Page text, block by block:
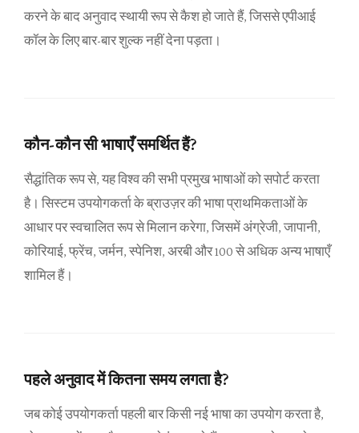
करने के बाद अनुवाद स्थायी रूप से कैश हो जाते हैं, जिससे एपीआई
कॉल के लिए बार-बार शुल्क नहीं देना पड़ता।
कौन-कौन सी भाषाएँ समर्थित हैं?
सैद्धांतिक रूप से, यह विश्व की सभी प्रमुख भाषाओं को सपोर्ट करता
है। सिस्टम उपयोगकर्ता के ब्राउज़र की भाषा प्राथमिकताओं के
आधार पर स्वचालित रूप से मिलान करेगा, जिसमें अंग्रेजी, जापानी,
कोरियाई, फ्रेंच, जर्मन, स्पेनिश, अरबी और 100 से अधिक अन्य भाषाएँ
शामिल हैं।
पहले अनुवाद में कितना समय लगता है?
जब कोई उपयोगकर्ता पहली बार किसी नई भाषा का उपयोग करता है,